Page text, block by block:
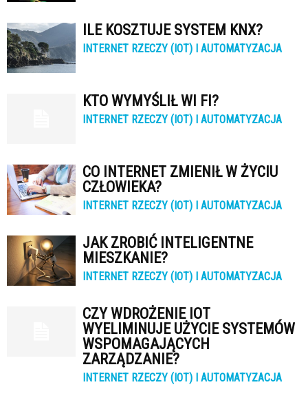
ILE KOSZTUJE SYSTEM KNX?
INTERNET RZECZY (IOT) I AUTOMATYZACJA
KTO WYMYŚLIŁ WI FI?
INTERNET RZECZY (IOT) I AUTOMATYZACJA
CO INTERNET ZMIENIŁ W ŻYCIU
CZŁOWIEKA?
INTERNET RZECZY (IOT) I AUTOMATYZACJA
JAK ZROBIĆ INTELIGENTNE
MIESZKANIE?
INTERNET RZECZY (IOT) I AUTOMATYZACJA
CZY WDROŻENIE IOT
WYELIMINUJE UŻYCIE SYSTEMÓW
WSPOMAGAJĄCYCH
ZARZĄDZANIE?
INTERNET RZECZY (IOT) I AUTOMATYZACJA